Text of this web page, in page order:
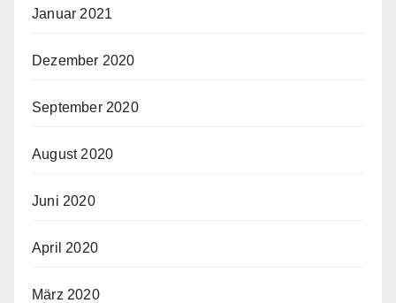
Januar 2021
Dezember 2020
September 2020
August 2020
Juni 2020
April 2020
März 2020